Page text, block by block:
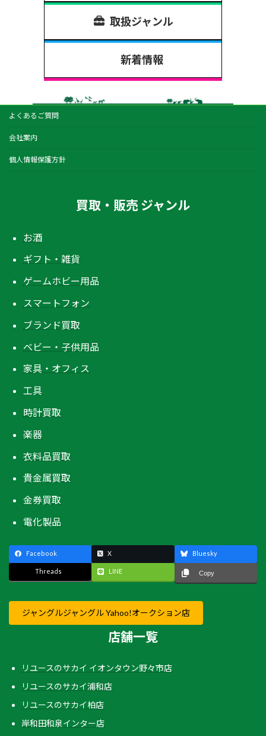
取扱ジャンル
新着情報
よくあるご質問
会社案内
個人情報保護方針
買取・販売 ジャンル
お酒
ギフト・雑貨
ゲームホビー用品
スマートフォン
ブランド買取
ベビー・子供用品
家具・オフィス
工具
時計買取
楽器
衣料品買取
貴金属買取
金券買取
電化製品
Facebook X Bluesky
Threads LINE Copy
ジャングルジャングル Yahoo!オークション店
店舗一覧
リユースのサカイ イオンタウン野々市店
リユースのサカイ浦和店
リユースのサカイ柏店
岸和田和泉インター店